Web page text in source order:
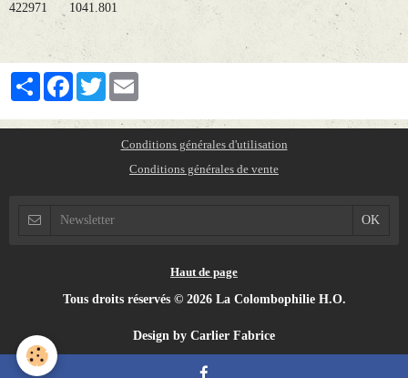
422971 1041.801
PartagerFacebookTwitter
Conditions générales d'utilisation
Conditions générales de vente
Haut de page
Tous droits réservés © 2026 La Colombophilie H.O.
Design by Carlier Fabrice